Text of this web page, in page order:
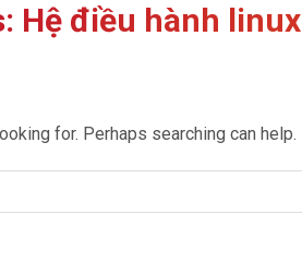
Hệ điều hành linux
for. Perhaps searching can help.